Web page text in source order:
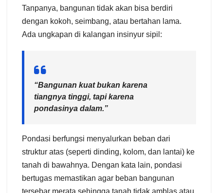
Tanpanya, bangunan tidak akan bisa berdiri
dengan kokoh, seimbang, atau bertahan lama.
Ada ungkapan di kalangan insinyur sipil:
“Bangunan kuat bukan karena
tiangnya tinggi, tapi karena
pondasinya dalam.”
Pondasi berfungsi menyalurkan beban dari
struktur atas (seperti dinding, kolom, dan lantai) ke
tanah di bawahnya. Dengan kata lain, pondasi
bertugas memastikan agar beban bangunan